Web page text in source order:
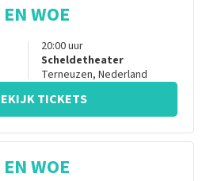
WOE
20:00uur
Scheldetheater
Terneuzen, Nederland
TICKETS
WOE